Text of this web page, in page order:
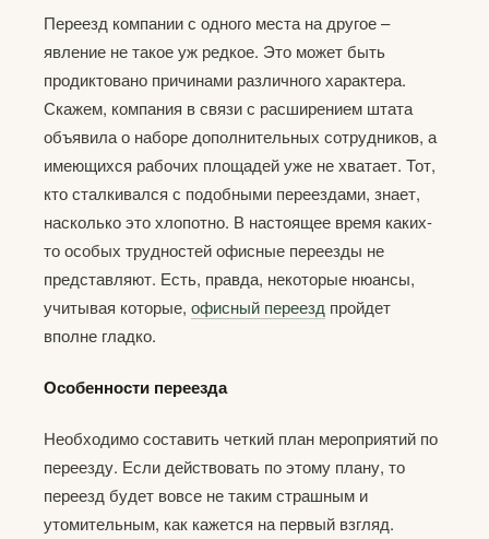
Переезд компании с одного места на другое –
явление не такое уж редкое. Это может быть
продиктовано причинами различного характера.
Скажем, компания в связи с расширением штата
объявила о наборе дополнительных сотрудников, а
имеющихся рабочих площадей уже не хватает. Тот,
кто сталкивался с подобными переездами, знает,
насколько это хлопотно. В настоящее время каких-
то особых трудностей офисные переезды не
представляют. Есть, правда, некоторые нюансы,
учитывая которые, офисный переезд пройдет
вполне гладко.
Особенности переезда
Необходимо составить четкий план мероприятий по
переезду. Если действовать по этому плану, то
переезд будет вовсе не таким страшным и
утомительным, как кажется на первый взгляд.